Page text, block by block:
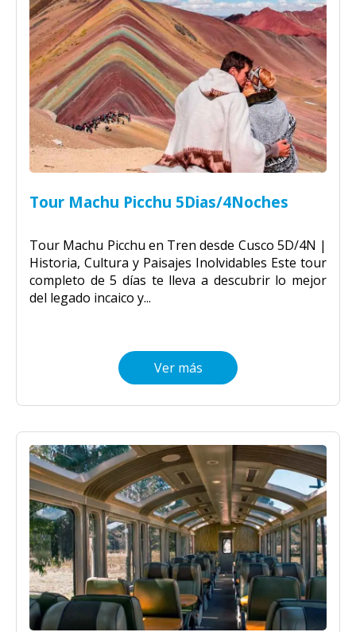
Tour Machu Picchu 5Dias/4Noches
Tour Machu Picchu en Tren desde Cusco 5D/4N |
Historia, Cultura y Paisajes Inolvidables Este tour
completo de 5 días te lleva a descubrir lo mejor
del legado incaico y...
Ver más